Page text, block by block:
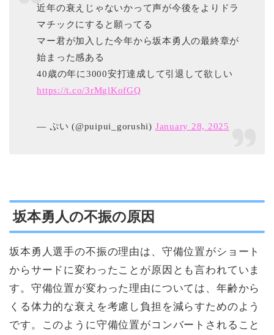
近年の衰えじゃないかって声が今後をよりドラ
マチックにすると願ってる
マー君が加入した今年から坂本勇人の最終章が
始まった感ある
40歳の年に3000安打達成して引退して欲しい
https://t.co/3rMglKofGQ
— ぷい (@puipui_gorushi) January 28, 2025
坂本勇人の不振の原因
坂本勇人選手の不振の理由は、守備位置がショート
からサードに変わったことが原因とも言われていま
す。守備位置が変わった理由については、年齢から
くる体力的な衰えを考慮し負担を減らすためのよう
です。このように守備位置がコンバートされること